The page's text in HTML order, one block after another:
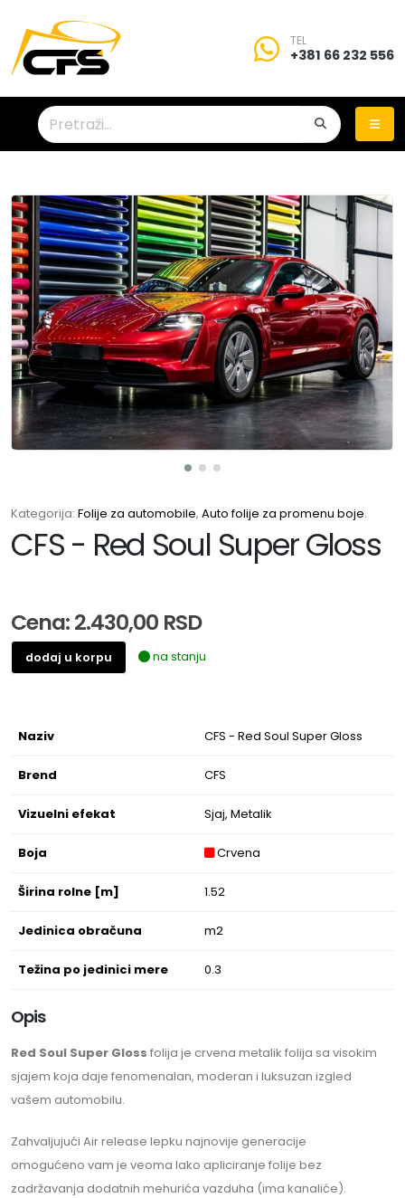
TEL
+381 66 232 556
Kategorija: Folije za automobile, Auto folije za promenu boje.
CFS - Red Soul Super Gloss
Cena: 2.430,00 RSD
dodaj u korpu na stanju
Naziv CFS - Red Soul Super Gloss
Brend CFS
Vizuelni efekat Sjaj, Metalik
Boja Crvena
Širina rolne [m] 1.52
Jedinica obračuna m2
Težina po jedinici mere 0.3
Opis
Red Soul Super Gloss folija je crvena metalik folija sa visokim
sjajem koja daje fenomenalan, moderan i luksuzan izgled
vašem automobilu.
Zahvaljujući Air release lepku najnovije generacije
omogućeno vam je veoma lako apliciranje folije bez
zadržavanja dodatnih mehurića vazduha (ima kanaliće).